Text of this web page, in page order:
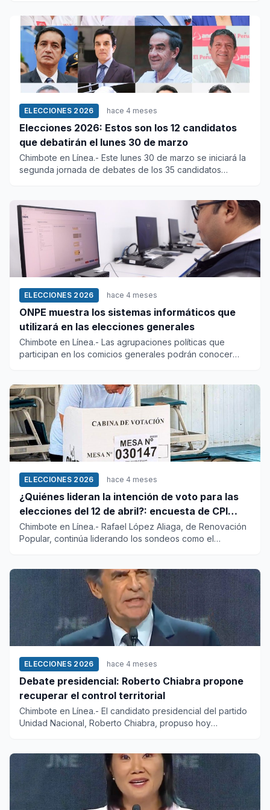
ELECCIONES 2026 hace 4 meses
Elecciones 2026: Estos son los 12 candidatos
que debatirán el lunes 30 de marzo
Chimbote en Línea.- Este lunes 30 de marzo se iniciará la
segunda jornada de debates de los 35 candidatos
ELECCIONES 2026 hace 4 meses
ONPE muestra los sistemas informáticos que
utilizará en las elecciones generales
Chimbote en Línea.- Las agrupaciones políticas que
participan en los comicios generales podrán conocer
ELECCIONES 2026 hace 4 meses
¿Quiénes lideran la intención de voto para las
elecciones del 12 de abril?: encuesta de CPI
antes del debate
Chimbote en Línea.- Rafael López Aliaga, de Renovación
Popular, continúa liderando los sondeos como el
ELECCIONES 2026 hace 4 meses
Debate presidencial: Roberto Chiabra propone
recuperar el control territorial
Chimbote en Línea.- El candidato presidencial del partido
Unidad Nacional, Roberto Chiabra, propuso hoy